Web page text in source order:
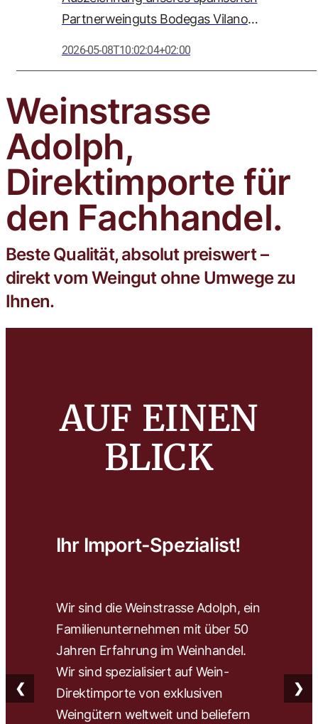
Partnerweinguts Bodegas Vilano
Trophy mit der Goldmedaille
ausgezeichnet.
2026-05-08T10:02:04+02:00
Weinstrasse
Adolph,
Direktimporte für
den Fachhandel.
Beste Qualität, absolut preiswert –
direkt vom Weingut ohne Umwege zu
Ihnen.
AUF EINEN
BLICK
❮
Ihr Import-Spezialist!
Wir sind die Weinstrasse Adolph, ein
Familienunternehmen mit über 50
Jahren Erfahrung im Weinhandel.
Wir sind spezialisiert auf Wein-
Direktimporte von exklusiven
Weingütern weltweit und beliefern
❯